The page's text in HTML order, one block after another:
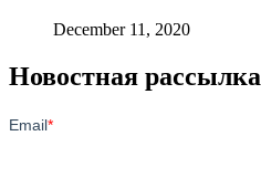
December 11, 2020
Новостная рассылка